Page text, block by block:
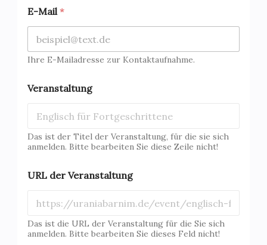
s
E
-
a
i
V
n
s
l
g
E-Mail*
Ihre E-Mailadresse zur Kontaktaufnahme.
Veranstaltung
Das ist der Titel der Veranstaltung, für die sie sich
anmelden. Bitte bearbeiten Sie diese Zeile nicht!
URL der Veranstaltung
Das ist die URL der Veranstaltung für die Sie sich
anmelden. Bitte bearbeiten Sie dieses Feld nicht!